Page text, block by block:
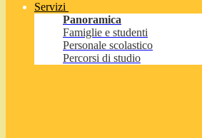
Servizi
Panoramica
Famiglie e studenti
Personale scolastico
Percorsi di studio